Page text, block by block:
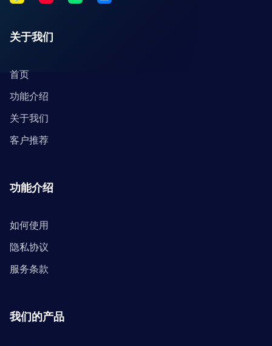
关于我们
首页
功能介绍
关于我们
客户推荐
功能介绍
如何使用
隐私协议
服务条款
我们的产品